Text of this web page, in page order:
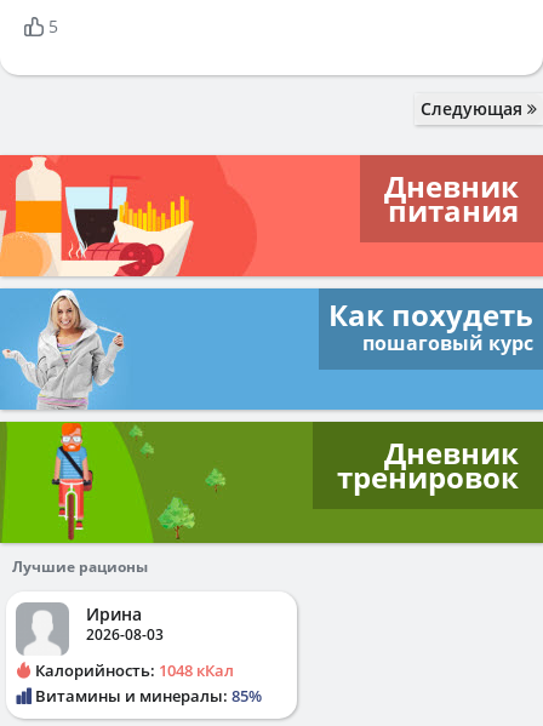
5
Следующая
Дневник
питания
Как похудеть
пошаговый курс
Дневник
тренировок
Лучшие рационы
Ирина
2026-08-03
Калорийность: 1048 кКал
Витамины и минералы: 85%